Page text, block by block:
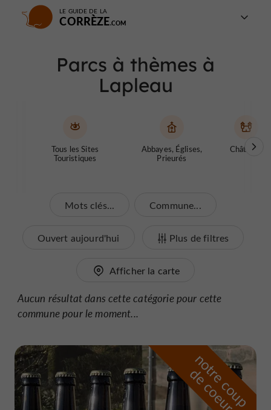
LE GUIDE DE LA
CORRÈZE
Parcs à thèmes à
Lapleau
Tous les Sites
Touristiques
Abbayes, Églises,
Prieurés
Châteaux
Mots clés... Commune...
Ouvert aujourd'hui Plus de filtres
Afficher la carte
Aucun résultat dans cette catégorie pour cette
commune pour le moment...
n
o
t
r
e
c
o
u
p
d
e
c
o
e
u
r